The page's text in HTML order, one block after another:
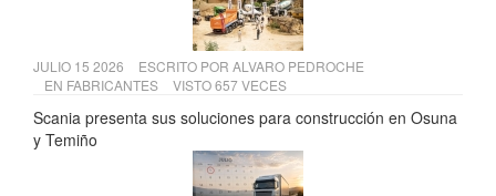
JULIO 15 2026 ESCRITO POR ALVARO PEDROCHE
EN FABRICANTES VISTO 657 VECES
Scania presenta sus soluciones para construcción en Osuna
y Temiño